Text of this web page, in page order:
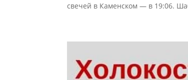
свечей в Каменском — в 19:06.